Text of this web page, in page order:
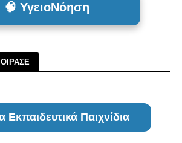
🧠 ΥγειοΝόηση
Εκπαιδευτικά Παιχνίδια